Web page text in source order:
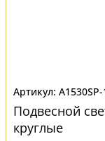
Подвесной
круглые